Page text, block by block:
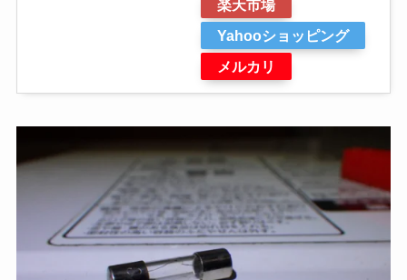
楽天市場
Yahooショッピング
メルカリ